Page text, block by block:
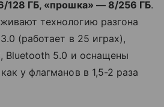
128 ГБ, «прошка» — 8/256 ГБ.
технологию разгона
(работает в 25 играх),
Bluetooth 5.0 и оснащены
у флагманов в 1,5-2 раза